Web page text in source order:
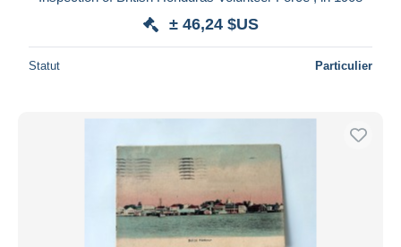
± 46,24 $US
Statut Particulier